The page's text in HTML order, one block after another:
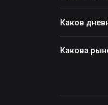
Каков
Какова